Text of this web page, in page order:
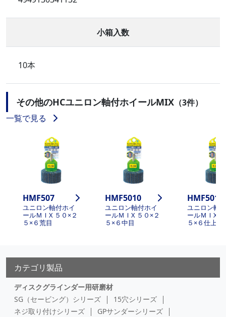
小箱入数
10本
その他のHCユニロン軸付ホイールMIX （3件）
一覧で見る
HMF507
ユニロン軸付ホイ
ールＭＩX ５０×２
５×６荒目
HMF5010
ユニロン軸付ホイ
ールＭＩX ５０×２
５×６中目
HMF5013
ユニロン軸
ールＭＩX
５×６仕上目
カテゴリ製品
ディスクグラインダー用研磨材
SG（セービング）シリーズ
15穴シリーズ
ネジ取り付けシリーズ
GPサンダーシリーズ